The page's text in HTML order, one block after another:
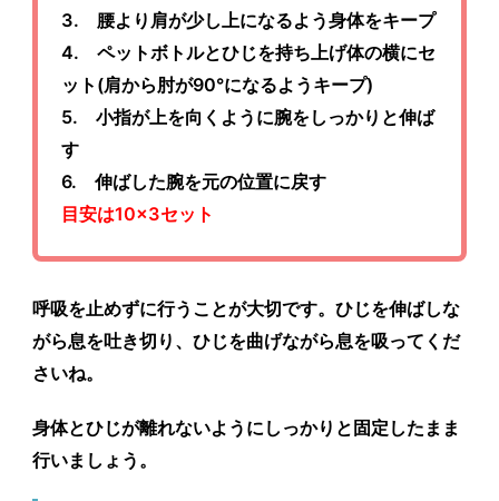
3. 腰より肩が少し上になるよう身体をキープ
4. ペットボトルとひじを持ち上げ体の横にセ
ット(肩から肘が90°になるようキープ)
5. 小指が上を向くように腕をしっかりと伸ば
す
6. 伸ばした腕を元の位置に戻す
目安は10×3セット
呼吸を止めずに行うことが大切です。ひじを伸ばしな
がら息を吐き切り、ひじを曲げながら息を吸ってくだ
さいね。
身体とひじが離れないようにしっかりと固定したまま
行いましょう。